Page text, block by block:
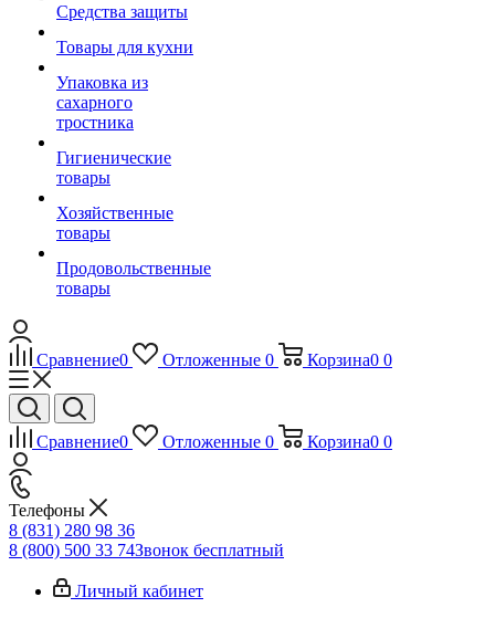
Средства защиты
Товары для кухни
Упаковка из
сахарного
тростника
Гигиенические
товары
Хозяйственные
товары
Продовольственные
товары
Сравнение0 Отложенные 0 Корзина0 0
Сравнение0 Отложенные 0 Корзина0 0
Телефоны
8 (831) 280 98 36
8 (800) 500 33 74Звонок бесплатный
Личный кабинет